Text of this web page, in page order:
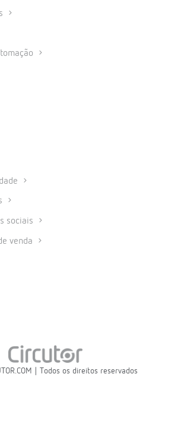
sociais
venda
| Todos os direitos reservados